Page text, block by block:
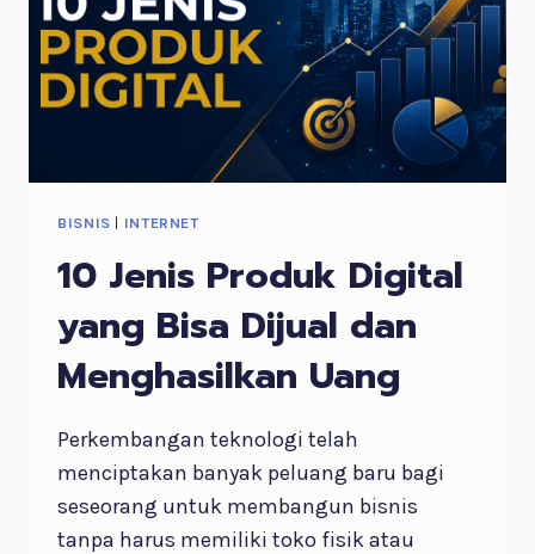
VIRAL
DI
ERA
DIGITAL
BISNIS | INTERNET
10 Jenis Produk Digital
yang Bisa Dijual dan
Menghasilkan Uang
Perkembangan teknologi telah
menciptakan banyak peluang baru bagi
seseorang untuk membangun bisnis
tanpa harus memiliki toko fisik atau